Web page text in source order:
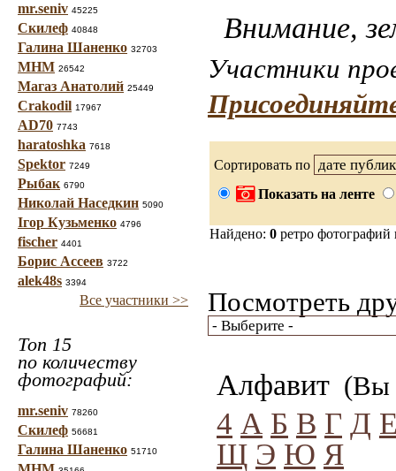
mr.seniv 45225
Скилеф 40848
Галина Шаненко 32703
МНМ 26542
Магаз Анатолий 25449
Crakodil 17967
AD70 7743
haratoshka 7618
Spektor 7249
Рыбак 6790
Николай Наседкин 5090
Ігор Кузьменко 4796
fischer 4401
Борис Ассеев 3722
alek48s 3394
Все участники >>
Топ 15
по количеству
фотографий:
mr.seniv 78260
Скилеф 56681
Галина Шаненко 51710
Внимание,
Участники
Сортировать по
Показать на ленте
Найдено: 0 ретро
Посмотреть
Алфавит (Вы
4 А Б В Г Д
Щ Э Ю Я